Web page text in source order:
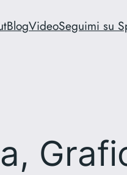
BlogVideoSeguimi su